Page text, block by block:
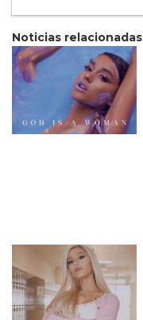
Noticias relacionadas